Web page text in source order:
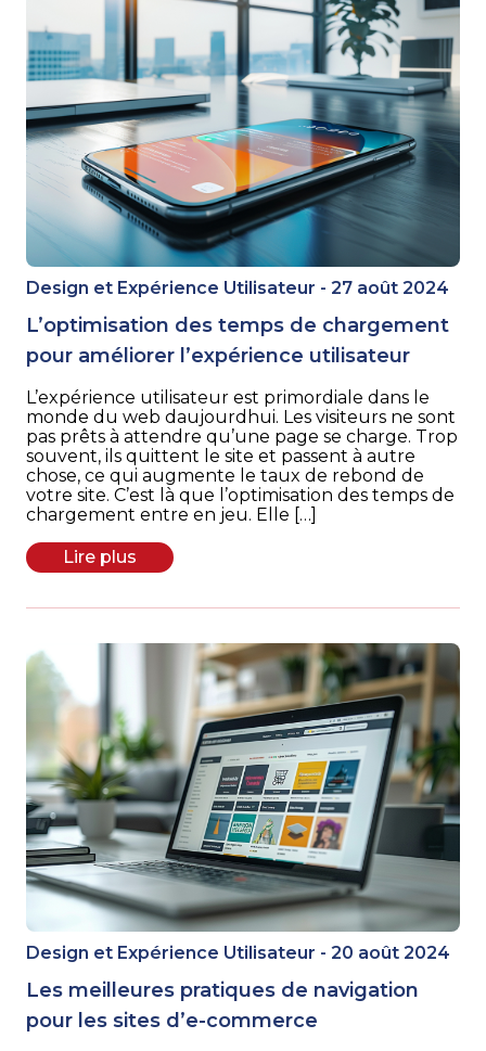
Design et Expérience Utilisateur - 27 août 2024
L’optimisation des temps de chargement
pour améliorer l’expérience utilisateur
L’expérience utilisateur est primordiale dans le
monde du web daujourdhui. Les visiteurs ne sont
pas prêts à attendre qu’une page se charge. Trop
souvent, ils quittent le site et passent à autre
chose, ce qui augmente le taux de rebond de
votre site. C’est là que l’optimisation des temps de
chargement entre en jeu. Elle […]
Lire plus
Design et Expérience Utilisateur - 20 août 2024
Les meilleures pratiques de navigation
pour les sites d’e-commerce